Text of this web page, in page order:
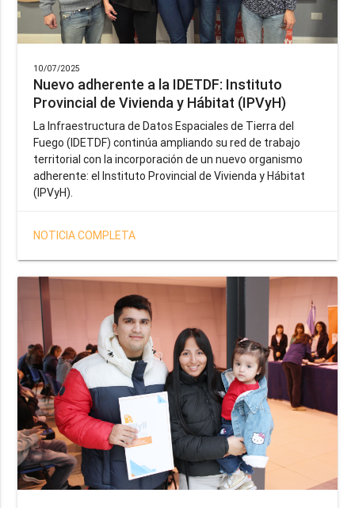
10/07/2025
Nuevo adherente a la IDETDF: Instituto
Provincial de Vivienda y Hábitat (IPVyH)
La Infraestructura de Datos Espaciales de Tierra del
Fuego (IDETDF) continúa ampliando su red de trabajo
territorial con la incorporación de un nuevo organismo
adherente: el Instituto Provincial de Vivienda y Hábitat
(IPVyH).
NOTICIA COMPLETA